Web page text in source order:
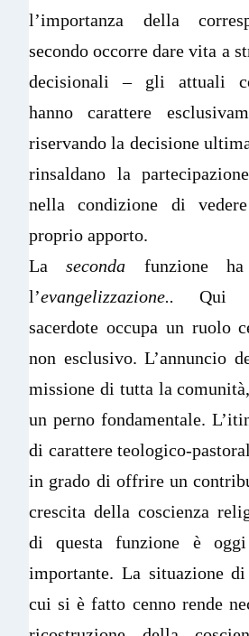
l’importanza della
secondo occorre dare vita a
decisionali – gli attuali
hanno carattere
riservando la decisione
rinsaldano la
nella condizione di
proprio apporto.
Laseconda funzione
l’evangelizzazione.. Qui
sacerdote occupa un ruolo
non esclusivo. L’annuncio
missione di tutta la
un perno fondamentale.
di carattere teologico-
in grado di offrire un
crescita della coscienza
di questa funzione è oggi
importante. La situazione di
cui si è fatto cenno rende